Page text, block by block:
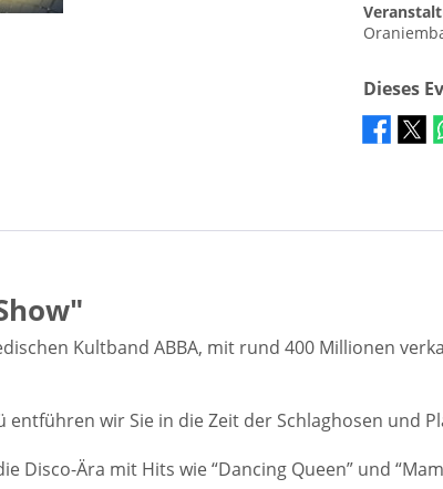
Dieses
Kultband ABBA, mit rund 400 Millionen
wir Sie in die Zeit der Schlaghosen und
Disco-Ära mit Hits wie “Dancing Queen” und